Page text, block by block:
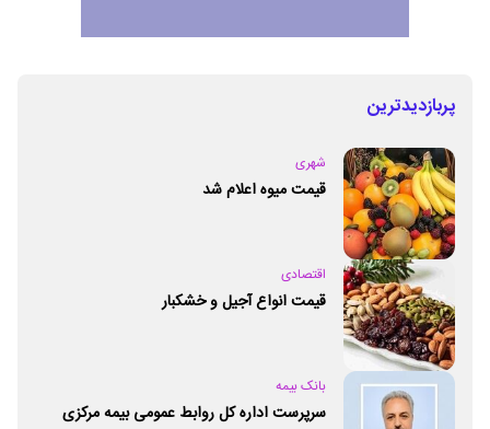
پربازدیدترین
شهری
قیمت میوه اعلام شد
اقتصادی
قیمت انواع آجیل و خشکبار
بانک بیمه
سرپرست اداره کل روابط عمومی بیمه مرکزی